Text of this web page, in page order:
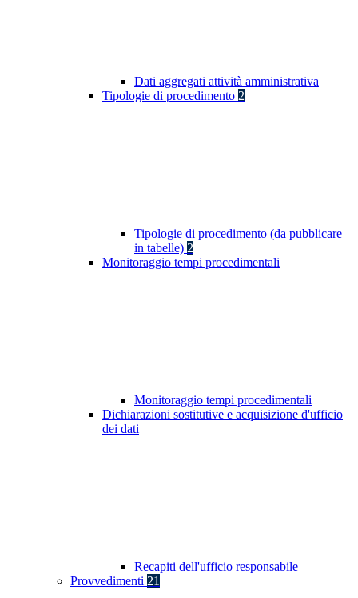
Dati aggregati attività amministrativa
Tipologie di procedimento 2
Tipologie di procedimento (da pubblicare
in tabelle) 2
Monitoraggio tempi procedimentali
Monitoraggio tempi procedimentali
Dichiarazioni sostitutive e acquisizione d'ufficio
dei dati
Recapiti dell'ufficio responsabile
Provvedimenti 21